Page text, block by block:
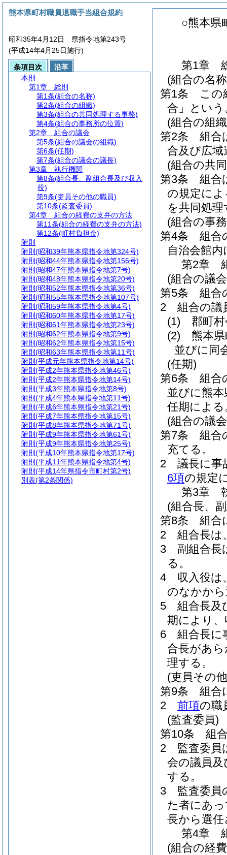
○熊本県
第1章
(組合の名
第1条
この
合」という
(組合の組
第2条
組合
合及び広
(組合の共
第3条
組合
の規定に
を共同処
(組合の事
第4条
組合
自治会館
第2章
(組合の議
第5条
組合
2
組合の議
(1)
郡町
(2)
熊本
並びに同
(任期)
第6条
組合
並びに熊
任期による
(組合の議
第7条
組合
充てる。
2
議長に事
6項の規定
第3章
(組合長、
第8条
組合
2
組合長は
3
副組合長
る。
4
収入役は
のなかか
5
組合長及
期により
6
組合長に
合長があ
理する。
(吏員その
第9条
組合
2
前項の職
(監査委員)
第10条
組
2
監査委員
会の議員
する。
3
監査委員
た者にあ
長から選
第4章
(組合の経
熊本県町村職員退職手当組合規約
昭和35年4月12日 県指令地第243号
(平成14年4月25日施行)
条項目次
沿革
本則
第1章
総則
第1条(組合の名称)
第2条(組合の組織)
第3条(組合の共同処理する事務)
第4条(組合の事務所の位置)
第2章
組合の議会
第5条(組合の議会の組織)
第6条(任期)
第7条(組合の議会の議長)
第3章
執行機関
第8条(組合長、副組合長及び収入
役)
第9条(吏員その他の職員)
第10条(監査委員)
第4章
組合の経費の支弁の方法
第11条(組合の経費の支弁の方法)
第12条(町村負担金)
附則
附則 (昭和39年熊本県指令地第324号)
附則 (昭和44年熊本県指令地第156号)
附則 (昭和47年熊本県指令地第7号)
附則 (昭和48年熊本県指令地第20号)
附則 (昭和52年熊本県指令地第36号)
附則 (昭和55年熊本県指令地第107号)
附則 (昭和59年熊本県指令地第4号)
附則 (昭和60年熊本県指令地第17号)
附則 (昭和61年熊本県指令地第23号)
附則 (昭和62年熊本県指令地第9号)
附則 (昭和62年熊本県指令地第15号)
附則 (昭和63年熊本県指令地第11号)
附則 (平成元年熊本県指令地第14号)
附則 (平成2年熊本県指令地第46号)
附則 (平成2年熊本県指令地第14号)
附則 (平成3年熊本県指令地第8号)
附則 (平成4年熊本県指令地第11号)
附則 (平成6年熊本県指令地第21号)
附則 (平成7年熊本県指令地第15号)
附則 (平成8年熊本県指令地第71号)
附則 (平成9年熊本県指令地第61号)
附則 (平成9年熊本県指令地第25号)
附則 (平成10年熊本県指令地第17号)
附則 (平成11年熊本県指令地第4号)
附則 (平成14年県指令市町村第2号)
別表(第2条関係)